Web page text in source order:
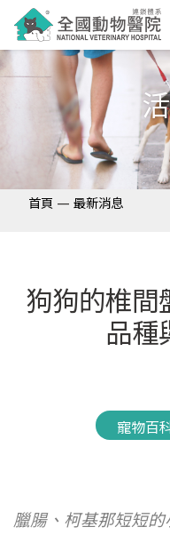
首頁 — 最新消息
狗狗的椎間
品種
寵物百
臘腸、柯基那短短